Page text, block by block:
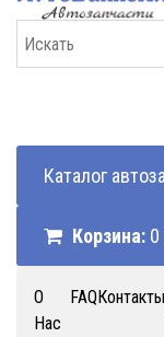
Каталог
Корзина:
О
Нас
FAQКонтакты